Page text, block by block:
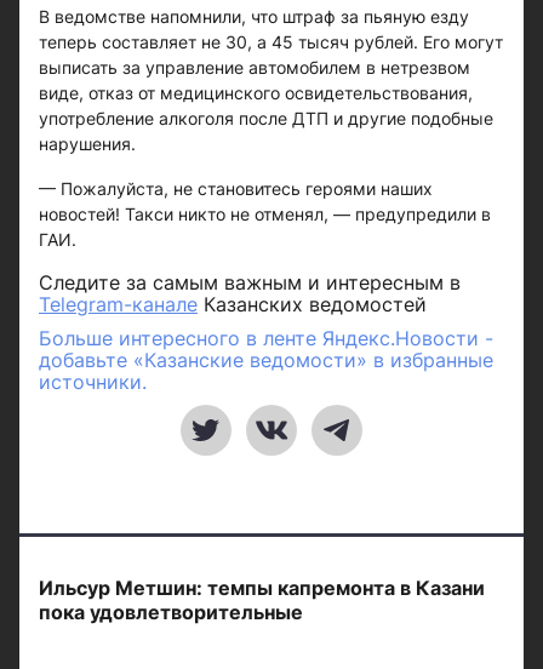
В ведомстве напомнили, что штраф за пьяную езду
теперь составляет не 30, а 45 тысяч рублей. Его могут
выписать за управление автомобилем в нетрезвом
виде, отказ от медицинского освидетельствования,
употребление алкоголя после ДТП и другие подобные
нарушения.
— Пожалуйста, не становитесь героями наших
новостей! Такси никто не отменял, — предупредили в
ГАИ.
Следите за самым важным и интересным в
Telegram-канале Казанских ведомостей
Больше интересного в ленте Яндекс.Новости -
добавьте «Казанские ведомости» в избранные
источники.
Ильсур Метшин: темпы капремонта в Казани
пока удовлетворительные